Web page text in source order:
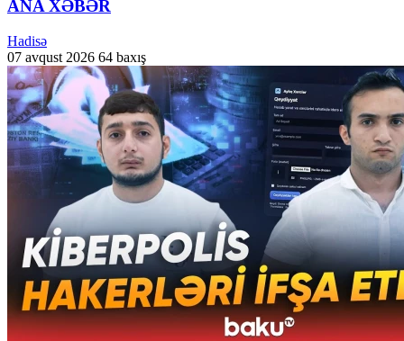
ANA XƏBƏR
Hadisə
07 avqust 2026 64 baxış